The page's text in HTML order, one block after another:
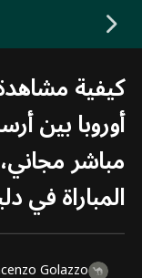
كيفية
أوروبا بين
مباشر
المباراة في
Golazzo